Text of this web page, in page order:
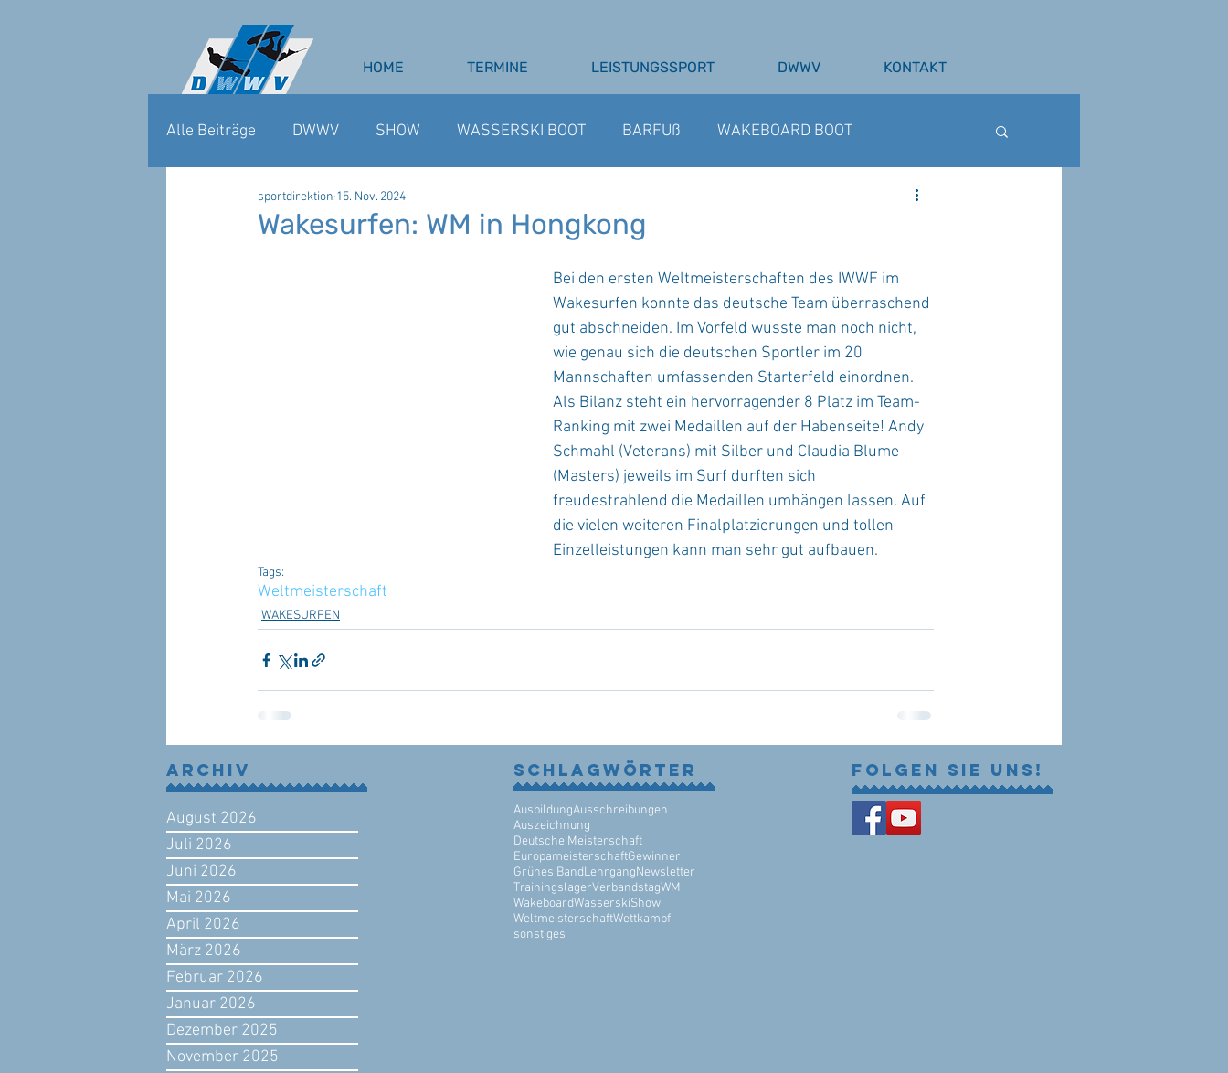
HOME TERMINE LEISTUNGSSPORT DWWV KONTAKT
Alle Beiträge DWWV SHOW WASSERSKI BOOT BARFUß WAKEBOARD BOOT
WAKEBOARD CABLE WASSERSKI SEILBAHN WAKESURFEN
Wakesurfen: WM in Hongkong
sportdirektion 15. Nov. 2024
Bei den ersten Weltmeisterschaften des IWWF im
Wakesurfen konnte das deutsche Team überraschend
gut abschneiden. Im Vorfeld wusste man noch nicht,
wie genau sich die deutschen Sportler im 20
Mannschaften umfassenden Starterfeld einordnen.
Als Bilanz steht ein hervorragender 8 Platz im Team-
Ranking mit zwei Medaillen auf der Habenseite! Andy
Schmahl (Veterans) mit Silber und Claudia Blume
(Masters) jeweils im Surf durften sich
freudestrahlend die Medaillen umhängen lassen. Auf
die vielen weiteren Finalplatzierungen und tollen
Einzelleistungen kann man sehr gut aufbauen.
Tags:
Weltmeisterschaft
WAKESURFEN
Archiv
August 2026
Juli 2026
Juni 2026
Mai 2026
April 2026
März 2026
Februar 2026
Januar 2026
Dezember 2025
November 2025
Schlagwörter
AusbildungAusschreibungen
Auszeichnung
Deutsche Meisterschaft
EuropameisterschaftGewinner
Grünes BandLehrgangNewsletter
TrainingslagerVerbandstagWM
WakeboardWasserskiShow
WeltmeisterschaftWettkampf
sonstiges
Folgen Sie uns!